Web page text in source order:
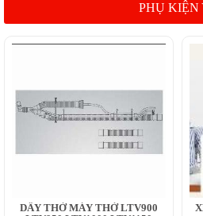
PHỤ KIỆN
DÂY THỞ MÁY THỞ LTV900